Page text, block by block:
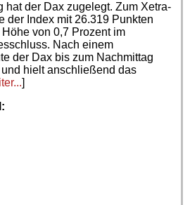
hat der Dax zugelegt. Zum Xetra-
der Index mit 26.319 Punkten
von 0,7 Prozent im
Nach einem
der Dax bis zum Nachmittag
hielt anschließend das
]
: